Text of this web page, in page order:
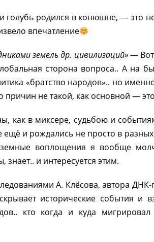
голубь родился в конюшне, — это
впечатление
земель др. цивилизаций»—
сторона вопроса.. А на
«братство народов».. но
причин не такой, как основной —
как в миксере, судьбою и
и рождались не просто в
воплощения я вообще
знает.. и интересуется этим.
А. Клёсова, автора ДНК-
исторические события и
кто когда и куда